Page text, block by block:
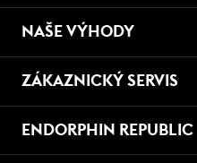
NAŠE VÝHODY
ZÁKAZNICKÝ SERVIS
ENDORPHIN REPUBLIC